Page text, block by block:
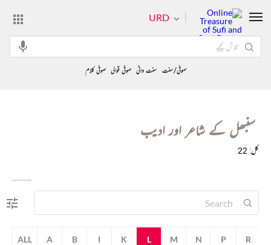
سنبھل کے شاعر اور ادیب
کل: 22
ALL A B I K L M N P R
URD
صوفی/سنت سنت وانی صوفی قوالی صوفی کلام